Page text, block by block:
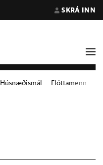
SKRÁ INN
Húsnæðismál Flóttamenn